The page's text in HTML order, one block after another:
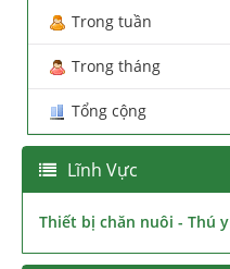
Trong tuần
Trong tháng
Tổng cộng
Lĩnh Vực
Thiết bị chăn nuôi - Thú y